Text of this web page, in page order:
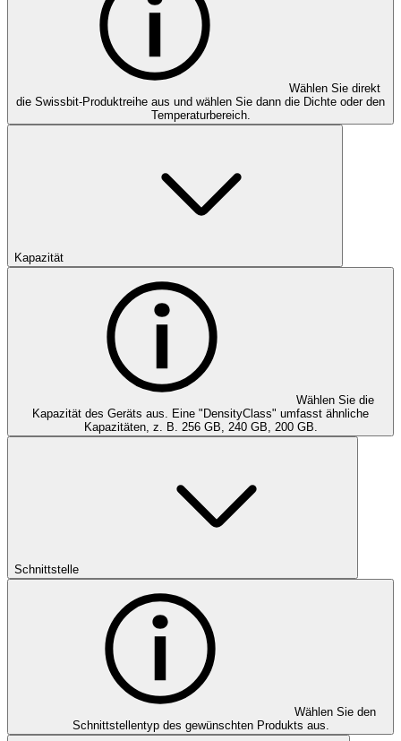
Wählen Sie direkt
die Swissbit-Produktreihe aus und wählen Sie dann die Dichte oder den
Temperaturbereich.
Kapazität
Wählen Sie die
Kapazität des Geräts aus. Eine "DensityClass" umfasst ähnliche
Kapazitäten, z. B. 256 GB, 240 GB, 200 GB.
Schnittstelle
Wählen Sie den
Schnittstellentyp des gewünschten Produkts aus.